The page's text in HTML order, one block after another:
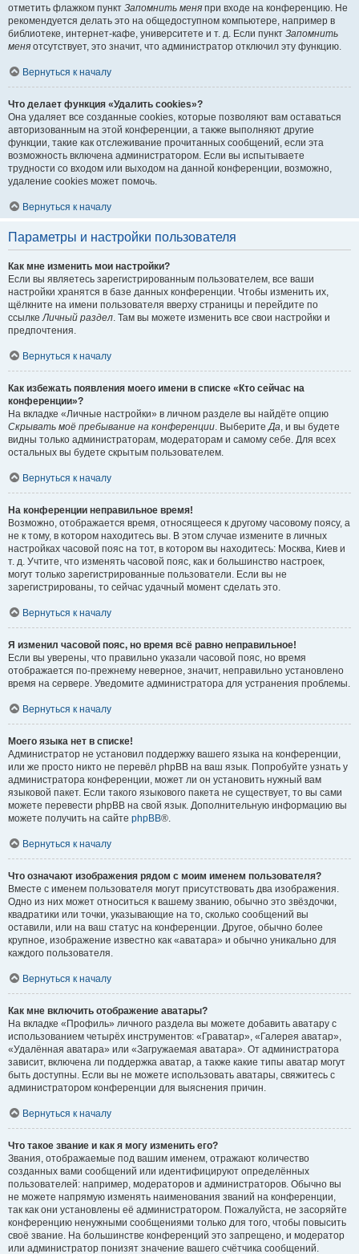
отметить флажком пункт Запомнить меня при входе на конференцию. Не
рекомендуется делать это на общедоступном компьютере, например в
библиотеке, интернет-кафе, университете и т. д. Если пункт Запомнить
меня отсутствует, это значит, что администратор отключил эту функцию.
Вернуться к началу
Что делает функция «Удалить cookies»?
Она удаляет все созданные cookies, которые позволяют вам оставаться
авторизованным на этой конференции, а также выполняют другие
функции, такие как отслеживание прочитанных сообщений, если эта
возможность включена администратором. Если вы испытываете
трудности со входом или выходом на данной конференции, возможно,
удаление cookies может помочь.
Вернуться к началу
Параметры и настройки пользователя
Как мне изменить мои настройки?
Если вы являетесь зарегистрированным пользователем, все ваши
настройки хранятся в базе данных конференции. Чтобы изменить их,
щёлкните на имени пользователя вверху страницы и перейдите по
ссылкеЛичный раздел. Там вы можете изменить все свои настройки и
предпочтения.
Вернуться к началу
Как избежать появления моего имени в списке «Кто сейчас на
конференции»?
На вкладке «Личные настройки» в личном разделе вы найдёте опцию
Скрывать моё пребывание на конференции. ВыберитеДа, и вы будете
видны только администраторам, модераторам и самому себе. Для всех
остальных вы будете скрытым пользователем.
Вернуться к началу
На конференции неправильное время!
Возможно, отображается время, относящееся к другому часовому поясу, а
не к тому, в котором находитесь вы. В этом случае измените в личных
настройках часовой пояс на тот, в котором вы находитесь: Москва, Киев и
т. д. Учтите, что изменять часовой пояс, как и большинство настроек,
могут только зарегистрированные пользователи. Если вы не
зарегистрированы, то сейчас удачный момент сделать это.
Вернуться к началу
Я изменил часовой пояс, но время всё равно неправильное!
Если вы уверены, что правильно указали часовой пояс, но время
отображается по-прежнему неверное, значит, неправильно установлено
время на сервере. Уведомите администратора для устранения проблемы.
Вернуться к началу
Моего языка нет в списке!
Администратор не установил поддержку вашего языка на конференции,
или же просто никто не перевёл phpBB на ваш язык. Попробуйте узнать у
администратора конференции, может ли он установить нужный вам
языковой пакет. Если такого языкового пакета не существует, то вы сами
можете перевести phpBB на свой язык. Дополнительную информацию вы
можете получить на сайте phpBB®.
Вернуться к началу
Что означают изображения рядом с моим именем пользователя?
Вместе с именем пользователя могут присутствовать два изображения.
Одно из них может относиться к вашему званию, обычно это звёздочки,
квадратики или точки, указывающие на то, сколько сообщений вы
оставили, или на ваш статус на конференции. Другое, обычно более
крупное, изображение известно как «аватара» и обычно уникально для
каждого пользователя.
Вернуться к началу
Как мне включить отображение аватары?
На вкладке «Профиль» личного раздела вы можете добавить аватару с
использованием четырёх инструментов: «Граватар», «Галерея аватар»,
«Удалённая аватара» или «Загружаемая аватара». От администратора
зависит, включена ли поддержка аватар, а также какие типы аватар могут
быть доступны. Если вы не можете использовать аватары, свяжитесь с
администратором конференции для выяснения причин.
Вернуться к началу
Что такое звание и как я могу изменить его?
Звания, отображаемые под вашим именем, отражают количество
созданных вами сообщений или идентифицируют определённых
пользователей: например, модераторов и администраторов. Обычно вы
не можете напрямую изменять наименования званий на конференции,
так как они установлены её администратором. Пожалуйста, не засоряйте
конференцию ненужными сообщениями только для того, чтобы повысить
своё звание. На большинстве конференций это запрещено, и модератор
или администратор понизят значение вашего счётчика сообщений.